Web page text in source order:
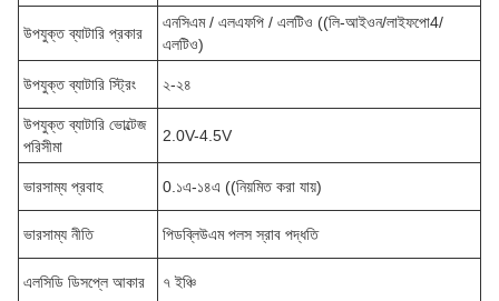
উপযুক্ত ব্যাটারি প্রকার
এনসিএম / এলএফপি / এলটিও ((লি-আইওন/লাইফপো4/
এলটিও)
উপযুক্ত ব্যাটারি স্ট্রিং ২-২৪
উপযুক্ত ব্যাটারি ভোল্টেজ
পরিসীমা
2.0V-4.5V
ভারসাম্য প্রবাহ 0.১এ-১৪এ ((নিয়মিত করা যায়)
ভারসাম্য নীতি পিডব্লিউএম পলস স্রাব পদ্ধতি
এলসিডি ডিসপ্লে আকার ৭ ইঞ্চি